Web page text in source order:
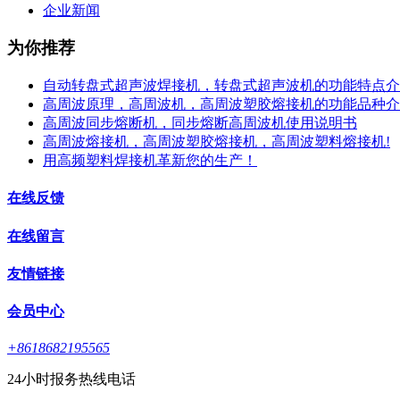
企业新闻
为你推荐
自动转盘式超声波焊接机，转盘式超声波机的功能特点
高周波原理，高周波机，高周波塑胶熔接机的功能品种介
高周波同步熔断机，同步熔断高周波机使用说明书
高周波熔接机，高周波塑胶熔接机，高周波塑料熔接机!
用高频塑料焊接机革新您的生产！
在线反馈
在线留言
友情链接
会员中心
+8618682195565
24小时报务热线电话